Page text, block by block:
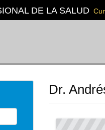
DE LA SALUD
Dr.